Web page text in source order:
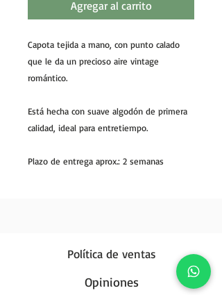
Agregar al carrito
Capota tejida a mano, con punto calado
que le da un precioso aire vintage
romántico.
Está hecha con suave algodón de primera
calidad, ideal para entretiempo.
Plazo de entrega aprox.: 2 semanas
Política de ventas
Opiniones